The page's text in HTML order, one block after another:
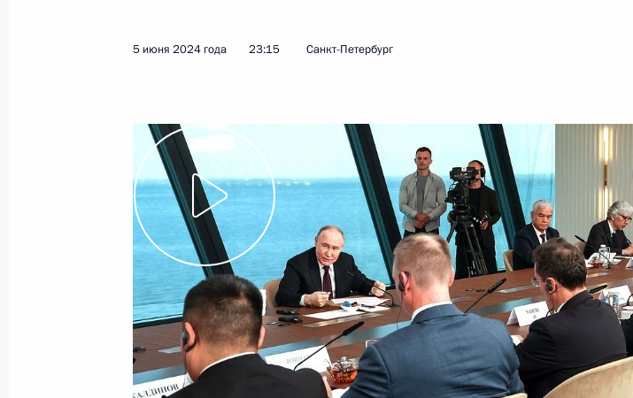
Показать следующие материалы
Встреча с президентом Нового банка развития Дилмой Роуссефф
6 июня 2024 года, 18:30 Санкт-Петербург
Российско-боливийские переговоры
6 июня 2024 года, 18:00 Санкт-Петербург
5 июня 2024 года, среда
Встреча с руководителями международных информагентств
5 июня 2024 года 23:15 Санкт-Петербург